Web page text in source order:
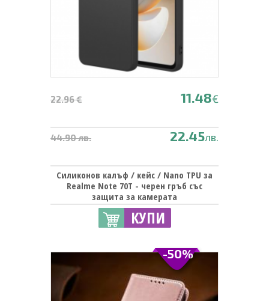
22.96 € 11.48€
44.90 лв. 22.45лв.
Силиконов калъф / кейс / Nano TPU за
Realme Note 70T - черен гръб със
защита за камерата
КУПИ
-50%